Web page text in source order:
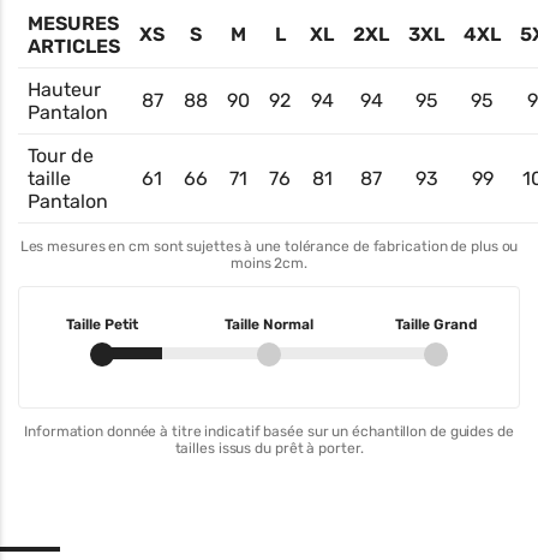
MESURES
ARTICLES
XS S M L XL 2XL 3XL 4XL
Hauteur
Pantalon
87 88 90 92 94 94 95 95
Tour de
taille
Pantalon
61 66 71 76 81 87 93 99
Les mesures en cm sont sujettes à une tolérance de fabrication de plus ou
moins 2cm.
Taille Petit Taille Normal Taille Grand
Information donnée à titre indicatif basée sur un échantillon de guides de
tailles issus du prêt à porter.